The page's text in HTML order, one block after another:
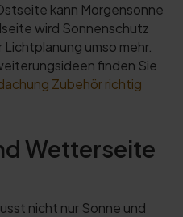
kann Morgensonne
wird Sonnenschutz
umso mehr.
finden Sie
Zubehör richtig
Wetterseite
nicht nur Sonne und